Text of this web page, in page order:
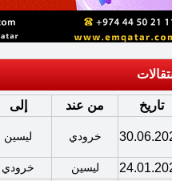
تاريخ من عند إلى
خرودي ليسين
ليسين خرودي